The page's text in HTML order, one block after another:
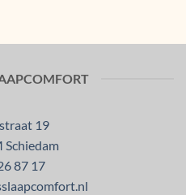
19
Schiedam
87 17